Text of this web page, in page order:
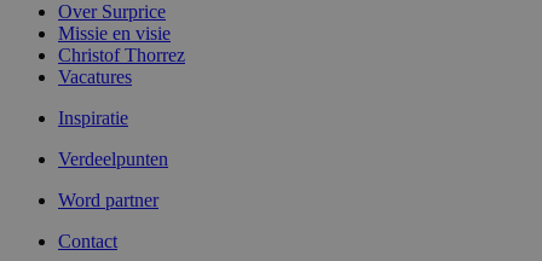
Over Surprice
Missie en visie
Christof Thorrez
Vacatures
Inspiratie
Verdeelpunten
Word partner
Contact